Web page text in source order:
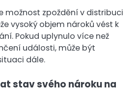
možnost zpoždění v distribuci
vysoký objem nároků vést k
Pokud uplynulo více než
události, může být
dále.
stav svého nároku na